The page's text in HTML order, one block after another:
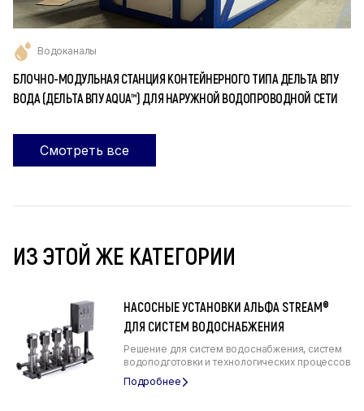
Водоканалы
БЛОЧНО-МОДУЛЬНАЯ СТАНЦИЯ КОНТЕЙНЕРНОГО ТИПА ДЕЛЬТА ВПУ
ВОДА (ДЕЛЬТА ВПУ AQUA™) ДЛЯ НАРУЖНОЙ ВОДОПРОВОДНОЙ СЕТИ
Смотреть все
ИЗ ЭТОЙ ЖЕ КАТЕГОРИИ
НАСОСНЫЕ УСТАНОВКИ АЛЬФА STREAM®
ДЛЯ СИСТЕМ ВОДОСНАБЖЕНИЯ
Решение для систем водоснабжения, систем
водоподготовки и технологических процессов